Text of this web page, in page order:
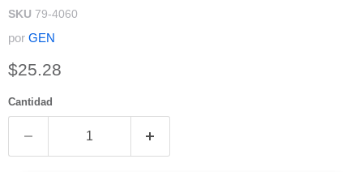
SKU 79-4060
por GEN
Precio actual
$25.28
Cantidad